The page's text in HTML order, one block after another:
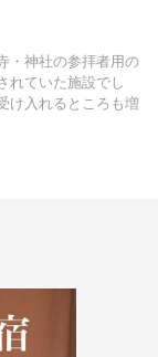
・神社の参拝者用の
れていた施設でし
け入れるところも増